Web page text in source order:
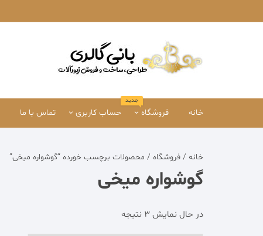
to
خانه فروشگاه
جدید
انگشتر
حساب کاربری
تسویه حساب
تماس با ما
خانه / فروشگاه / محصولات برچسب خورده “گوشواره میخی”
گوشواره میخی
در حال نمایش 3 نتیجه